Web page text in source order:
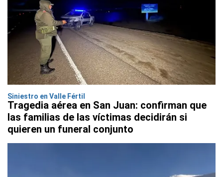
Siniestro en Valle Fértil
Tragedia aérea en San Juan: confirman que
las familias de las víctimas decidirán si
quieren un funeral conjunto